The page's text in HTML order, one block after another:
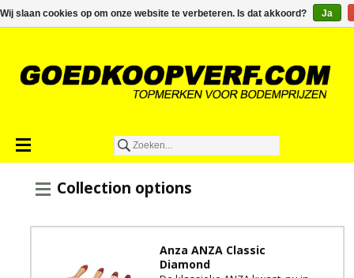
€0,00
Collection options
Anza ANZA Classic
Diamond
Wij slaan cookies op om onze website te verbeteren. Is dat akkoord? Ja